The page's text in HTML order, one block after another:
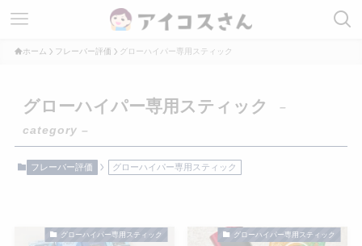
ホーム フレーバー評価 グローハイパー専用スティック
グローハイパー専用スティック
–
category –
フレーバー評価 グローハイパー専用スティック
グローハイパー専用スティック グローハイパー専用スティック